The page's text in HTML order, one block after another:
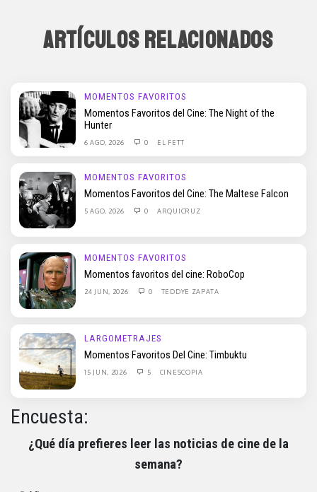
ARTÍCULOS RELACIONADOS
MOMENTOS FAVORITOS
Momentos Favoritos del Cine: The Night of the
Hunter
6 AGO, 2026 0 EL FETT
MOMENTOS FAVORITOS
Momentos Favoritos del Cine: The Maltese Falcon
5 AGO, 2026 0 ARQUICRUZ
MOMENTOS FAVORITOS
Momentos favoritos del cine: RoboCop
24 JUN, 2026 0 TEDDYE ZAPATA
LARGOMETRAJES
Momentos Favoritos Del Cine: Timbuktu
15 JUN, 2026 5 CINESCOPIA
Encuesta:
¿Qué día prefieres leer las noticias de cine de la
semana?